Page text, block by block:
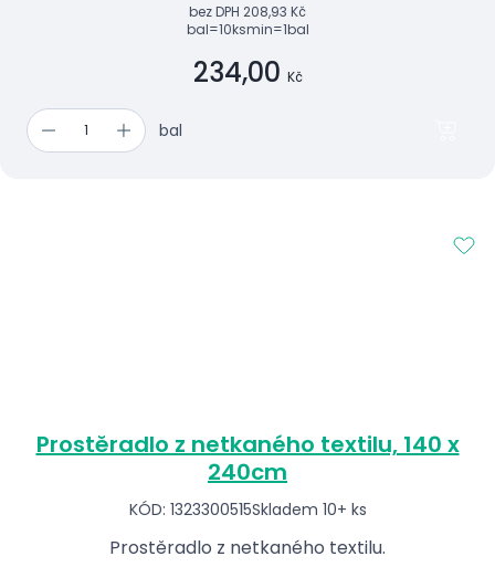
bez DPH 208,93 Kč
bal=10ksmin=1bal
234,00 Kč
bal
Prostěradlo z netkaného textilu, 140 x
240cm
KÓD: 1323300515Skladem 10+ ks
Prostěradlo z netkaného textilu.